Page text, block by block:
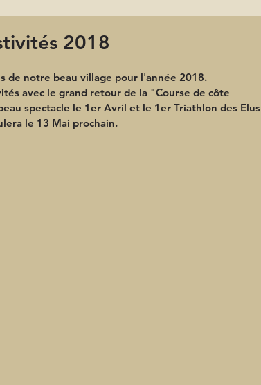
2018
de notre beau village pour l'année 2018.
avec le grand retour de la "Course de côte
spectacle le 1er Avril et le 1er Triathlon des Elus
le 13 Mai prochain.